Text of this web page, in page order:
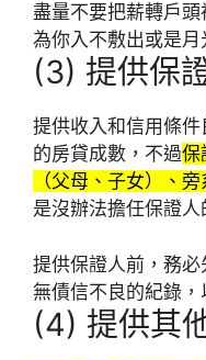
盡量不要把薪轉戶
為你入不敷出或是月
(3) 提供保
提供收入和信用條
的房貸成數，不過保
（父母、子女）、
是沒辦法擔任保證人
提供保證人前，務
無債信不良的紀錄，
(4) 提供其